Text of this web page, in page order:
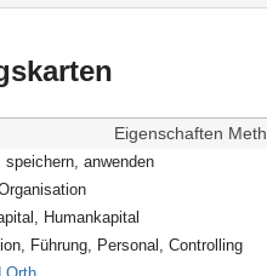
Eigenschaften
speichern, anwenden
Humankapital
Führung, Personal, Controlling